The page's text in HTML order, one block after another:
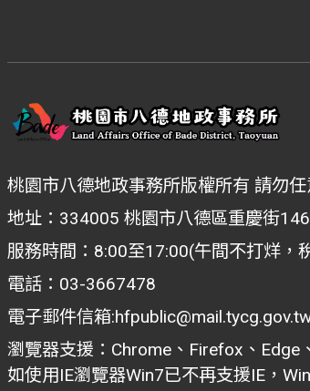
桃園市八德地政事務所版權所有 請勿
地址：334005 桃園市八德區重慶街
服務時間：8:00至17:00(午間不打烊，
電話：03-3667478
電子郵件信箱
瀏覽器支援：Chrome、Firefox、Edge
如使用IE瀏覽器Win7已不再支援IE，